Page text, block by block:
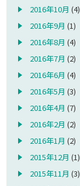
2016年10月 (4)
2016年9月 (1)
2016年8月 (4)
2016年7月 (2)
2016年6月 (4)
2016年5月 (3)
2016年4月 (7)
2016年2月 (2)
2016年1月 (2)
2015年12月 (1)
2015年11月 (3)